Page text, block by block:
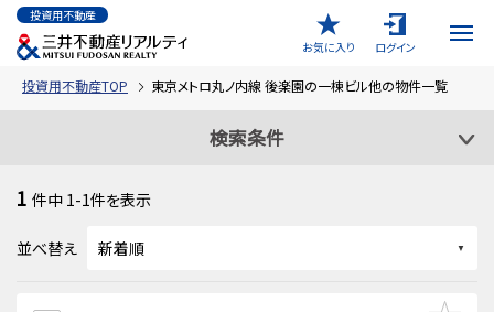
投資用不動産
お気に入り
ログイン
投資用不動産TOP 東京メトロ丸ノ内線 後楽園の一棟ビル他の物件一覧
検索条件
1 件中 1-1件を表示
並べ替え